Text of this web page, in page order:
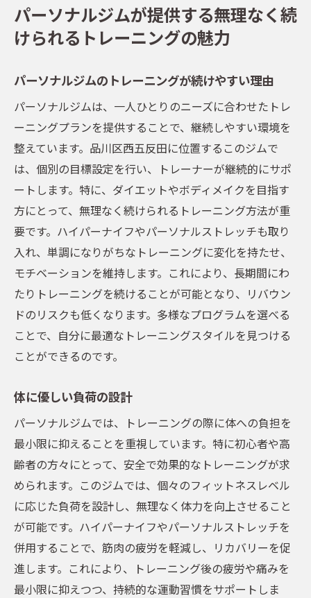
パーソナルジムが提供する無理なく続
けられるトレーニングの魅力
パーソナルジムのトレーニングが続けやすい理由
パーソナルジムは、一人ひとりのニーズに合わせたトレ
ーニングプランを提供することで、継続しやすい環境を
整えています。品川区西五反田に位置するこのジムで
は、個別の目標設定を行い、トレーナーが継続的にサポ
ートします。特に、ダイエットやボディメイクを目指す
方にとって、無理なく続けられるトレーニング方法が重
要です。ハイパーナイフやパーソナルストレッチも取り
入れ、単調になりがちなトレーニングに変化を持たせ、
モチベーションを維持します。これにより、長期間にわ
たりトレーニングを続けることが可能となり、リバウン
ドのリスクも低くなります。多様なプログラムを選べる
ことで、自分に最適なトレーニングスタイルを見つける
ことができるのです。
体に優しい負荷の設計
パーソナルジムでは、トレーニングの際に体への負担を
最小限に抑えることを重視しています。特に初心者や高
齢者の方々にとって、安全で効果的なトレーニングが求
められます。このジムでは、個々のフィットネスレベル
に応じた負荷を設計し、無理なく体力を向上させること
が可能です。ハイパーナイフやパーソナルストレッチを
併用することで、筋肉の疲労を軽減し、リカバリーを促
進します。これにより、トレーニング後の疲労や痛みを
最小限に抑えつつ、持続的な運動習慣をサポートしま